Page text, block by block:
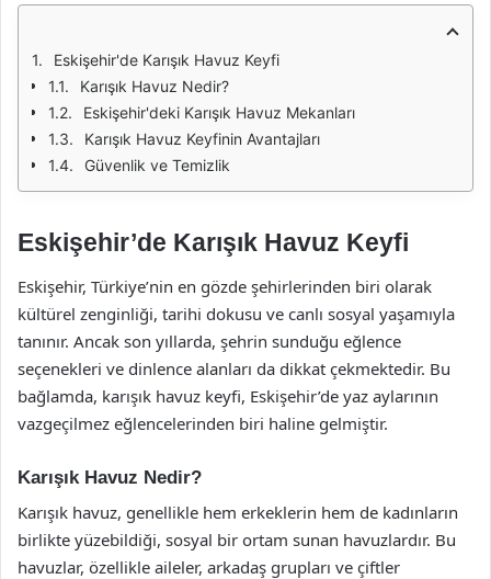
Eskişehir'de Karışık Havuz Keyfi
Karışık Havuz Nedir?
Eskişehir'deki Karışık Havuz Mekanları
Karışık Havuz Keyfinin Avantajları
Güvenlik ve Temizlik
Eskişehir’de Karışık Havuz Keyfi
Eskişehir, Türkiye’nin en gözde şehirlerinden biri olarak
kültürel zenginliği, tarihi dokusu ve canlı sosyal yaşamıyla
tanınır. Ancak son yıllarda, şehrin sunduğu eğlence
seçenekleri ve dinlence alanları da dikkat çekmektedir. Bu
bağlamda, karışık havuz keyfi, Eskişehir’de yaz aylarının
vazgeçilmez eğlencelerinden biri haline gelmiştir.
Karışık Havuz Nedir?
Karışık havuz, genellikle hem erkeklerin hem de kadınların
birlikte yüzebildiği, sosyal bir ortam sunan havuzlardır. Bu
havuzlar, özellikle aileler, arkadaş grupları ve çiftler